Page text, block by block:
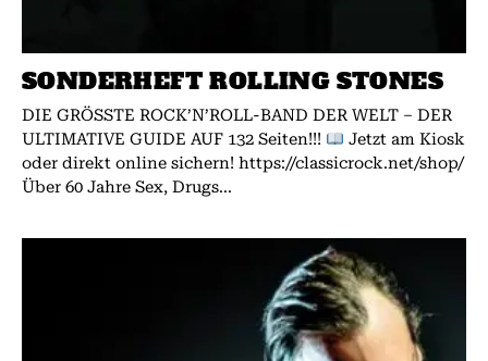
SONDERHEFT ROLLING STONES
DIE GRÖSSTE ROCK’N’ROLL-BAND DER WELT – DER
ULTIMATIVE GUIDE AUF 132 Seiten!!!
Jetzt am Kiosk
oder direkt online sichern! https://classicrock.net/shop/
Über 60 Jahre Sex, Drugs...